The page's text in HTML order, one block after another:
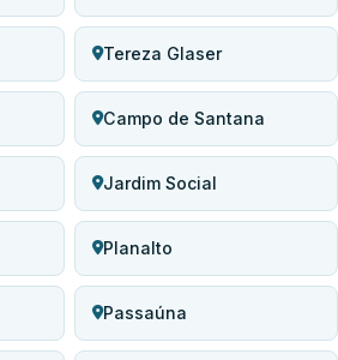
Tereza Glaser
Campo de Santana
Jardim Social
Planalto
Passaúna